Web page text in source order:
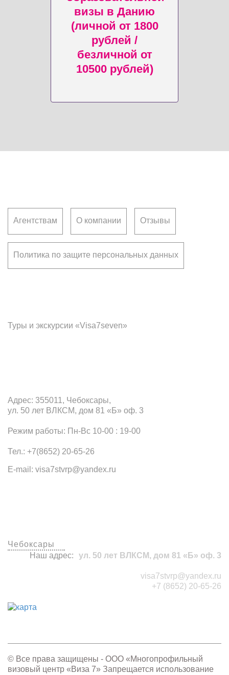
визы в Данию
(личной от 1800
рублей /
безличной от
10500 рублей)
Адрес: 355011, Чебоксары,
ул. 50 лет ВЛКСМ, дом 81 «Б» оф. 3
Режим работы: Пн-Вс 10-00 : 19-00
Тел.: +7(8652) 20-65-26
E-mail: visa7stvrp@yandex.ru
Агентствам О компании Отзывы
Политика по защите персональных данных
Туры и экскурсии «Visa7seven»
Чебоксары
Наш адрес:
ул. 50 лет ВЛКСМ, дом 81 «Б» оф. 3
visa7stvrp@yandex.ru
+7 (8652) 20-65-26
© Все права защищены - OOO «Многопрофильный
визовый центр «Виза 7» Запрещается использование